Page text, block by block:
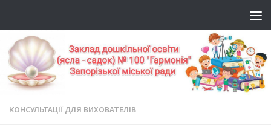
КОНСУЛЬТАЦІЇ ДЛЯ ВИХОВАТЕЛІВ